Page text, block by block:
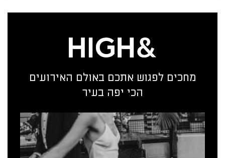
מחכים לפגוש אתכם באולם האירועים
הכי יפה בעיר